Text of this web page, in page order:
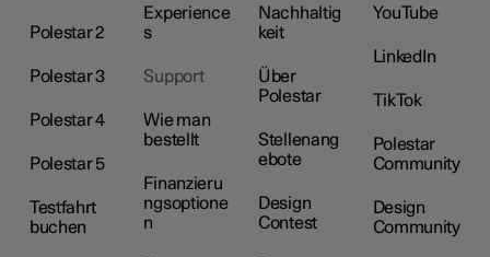
Polestar 2
Polestar 3
Polestar 4
Polestar 5
Testfahrt
buchen
Experience
s
Support
Wie man
bestellt
Finanzieru
ngsoptione
n
Nachhaltig
keit
Über
Polestar
Stellenang
ebote
Design
Contest
YouTube
LinkedIn
TikTok
Polestar
Community
Design
Community